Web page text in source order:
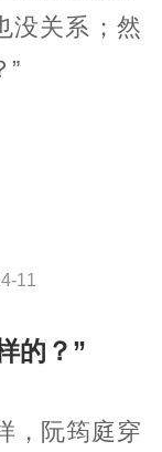
没关系；然
”
11
的？”
，阮筠庭穿